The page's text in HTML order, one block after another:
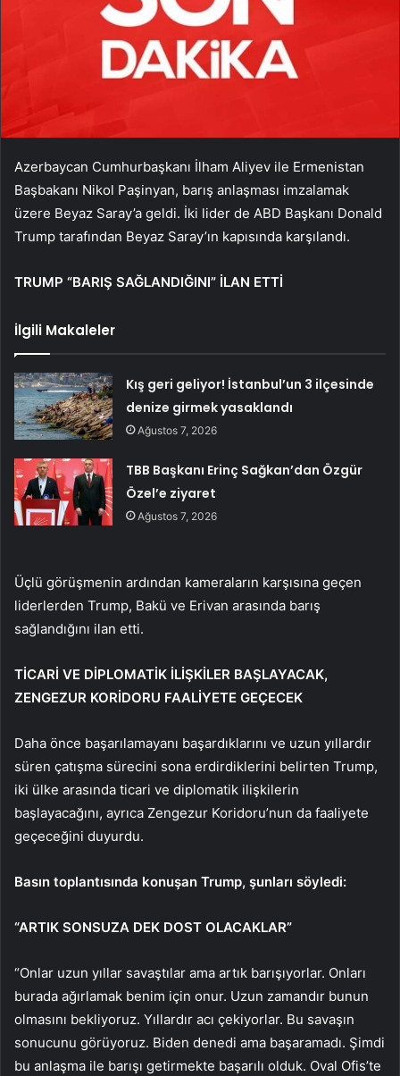
Azerbaycan Cumhurbaşkanı İlham Aliyev ile Ermenistan
Başbakanı Nikol Paşinyan, barış anlaşması imzalamak
üzere Beyaz Saray’a geldi. İki lider de ABD Başkanı Donald
Trump tarafından Beyaz Saray’ın kapısında karşılandı.
TRUMP “BARIŞ SAĞLANDIĞINI” İLAN ETTİ
İlgili Makaleler
Kış geri geliyor! İstanbul’un 3 ilçesinde
denize girmek yasaklandı
Ağustos 7, 2026
TBB Başkanı Erinç Sağkan’dan Özgür
Özel’e ziyaret
Ağustos 7, 2026
Üçlü görüşmenin ardından kameraların karşısına geçen
liderlerden Trump, Bakü ve Erivan arasında barış
sağlandığını ilan etti.
TİCARİ VE DİPLOMATİK İLİŞKİLER BAŞLAYACAK,
ZENGEZUR KORİDORU FAALİYETE GEÇECEK
Daha önce başarılamayanı başardıklarını ve uzun yıllardır
süren çatışma sürecini sona erdirdiklerini belirten Trump,
iki ülke arasında ticari ve diplomatik ilişkilerin
başlayacağını, ayrıca Zengezur Koridoru’nun da faaliyete
geçeceğini duyurdu.
Basın toplantısında konuşan Trump, şunları söyledi:
“ARTIK SONSUZA DEK DOST OLACAKLAR”
“Onlar uzun yıllar savaştılar ama artık barışıyorlar. Onları
burada ağırlamak benim için onur. Uzun zamandır bunun
olmasını bekliyoruz. Yıllardır acı çekiyorlar. Bu savaşın
sonucunu görüyoruz. Biden denedi ama başaramadı. Şimdi
bu anlaşma ile barışı getirmekte başarılı olduk. Oval Ofis’te